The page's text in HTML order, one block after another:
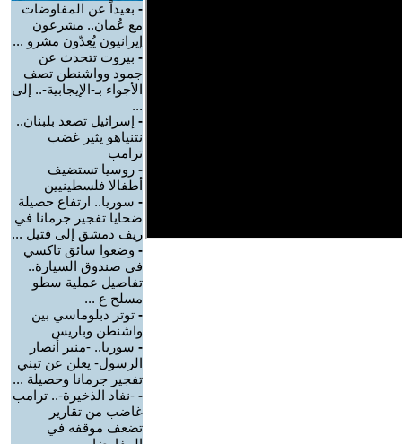
- بعيداً عن المفاوضات
مع عُمان.. مشرعون
إيرانيون يُعِدّون مشرو ...
- بيروت تتحدث عن
جمود وواشنطن تصف
الأجواء بـ-الإيجابية-.. إلى
...
- إسرائيل تصعد بلبنان..
نتنياهو يثير غضب
ترامب
- روسيا تستضيف
أطفالا فلسطينيين
- سوريا.. ارتفاع حصيلة
ضحايا تفجير جرمانا في
ريف دمشق إلى قتيل ...
- وضعوا سائق تاكسي
في صندوق السيارة..
تفاصيل عملية سطو
مسلح ع ...
- توتر دبلوماسي بين
واشنطن وباريس
- سوريا.. -منبر أنصار
الرسول- يعلن عن تبني
تفجير جرمانا وحصيلة ...
- -نفاد الذخيرة-.. ترامب
غاضب من تقارير
تضعف موقفه في